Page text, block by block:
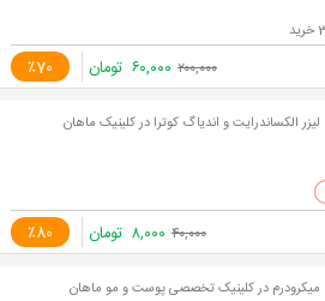
٪70 ۲۰۰,۰۰۰ ۶۰,۰۰۰ تومان
لیزر الکساندرایت و اندیاگ کوترا در کلینیک ماهان
٪80 ۴۰,۰۰۰ ۸,۰۰۰ تومان
میکرودرم در کلینیک تخصصی پوست و مو ماهان